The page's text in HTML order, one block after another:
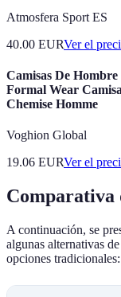
Atmosfera Sport ES
40.00 EURVer el
Camisas De
Formal Wear
Chemise Homme
Voghion Global
19.06 EURVer el
Comparativa
A continuación, se
algunas alternativas
opciones tradicionales: